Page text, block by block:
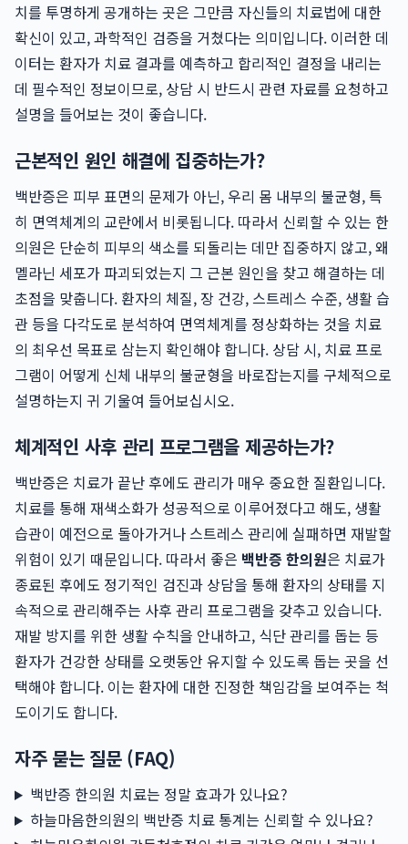
치를 투명하게 공개하는 곳은 그만큼 자신들의 치료법에 대한
확신이 있고, 과학적인 검증을 거쳤다는 의미입니다. 이러한 데
이터는 환자가 치료 결과를 예측하고 합리적인 결정을 내리는
데 필수적인 정보이므로, 상담 시 반드시 관련 자료를 요청하고
설명을 들어보는 것이 좋습니다.
근본적인 원인 해결에 집중하는가?
백반증은 피부 표면의 문제가 아닌, 우리 몸 내부의 불균형, 특
히 면역체계의 교란에서 비롯됩니다. 따라서 신뢰할 수 있는 한
의원은 단순히 피부의 색소를 되돌리는 데만 집중하지 않고, 왜
멜라닌 세포가 파괴되었는지 그 근본 원인을 찾고 해결하는 데
초점을 맞춥니다. 환자의 체질, 장 건강, 스트레스 수준, 생활 습
관 등을 다각도로 분석하여 면역체계를 정상화하는 것을 치료
의 최우선 목표로 삼는지 확인해야 합니다. 상담 시, 치료 프로
그램이 어떻게 신체 내부의 불균형을 바로잡는지를 구체적으로
설명하는지 귀 기울여 들어보십시오.
체계적인 사후 관리 프로그램을 제공하는가?
백반증은 치료가 끝난 후에도 관리가 매우 중요한 질환입니다.
치료를 통해 재색소화가 성공적으로 이루어졌다고 해도, 생활
습관이 예전으로 돌아가거나 스트레스 관리에 실패하면 재발할
위험이 있기 때문입니다. 따라서 좋은 백반증 한의원은 치료가
종료된 후에도 정기적인 검진과 상담을 통해 환자의 상태를 지
속적으로 관리해주는 사후 관리 프로그램을 갖추고 있습니다.
재발 방지를 위한 생활 수칙을 안내하고, 식단 관리를 돕는 등
환자가 건강한 상태를 오랫동안 유지할 수 있도록 돕는 곳을 선
택해야 합니다. 이는 환자에 대한 진정한 책임감을 보여주는 척
도이기도 합니다.
자주 묻는 질문 (FAQ)
백반증 한의원 치료는 정말 효과가 있나요?
하늘마음한의원의 백반증 치료 통계는 신뢰할 수 있나요?